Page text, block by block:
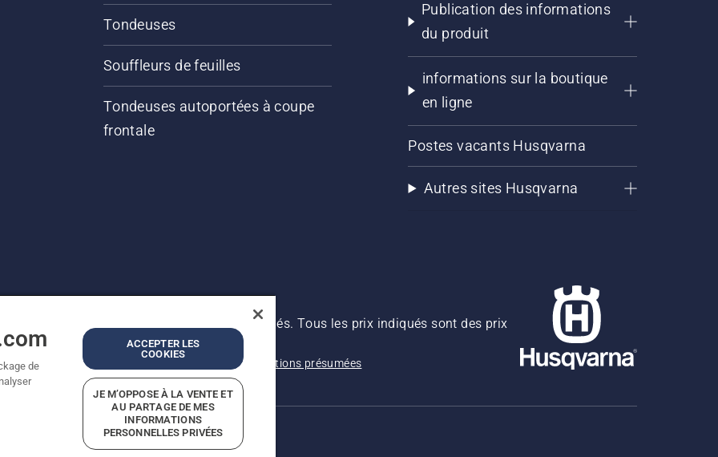
Tondeuses
Souffleurs de feuilles
Tondeuses autoportées à coupe
frontale
Publication des informations
du produit
informations sur la boutique
en ligne
Postes vacants Husqvarna
Autres sites Husqvarna
prix indiqués sont des prix de vente conseillés. Tous les prix indiqués sont des prix
est disponible pour un achat direct.
Avis de confidentialité Signalement de violations présumées
de
ACCEPTER LES
COOKIES
JE M’OPPOSE À LA VENTE ET
AU PARTAGE DE MES
INFORMATIONS
PERSONNELLES PRIVÉES